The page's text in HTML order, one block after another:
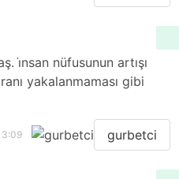
i̇nsan nüfusunun artışı
yakalanmaması gibi
gurbetci